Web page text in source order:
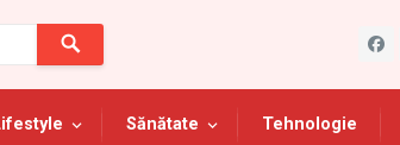
Sănătate Tehnologie